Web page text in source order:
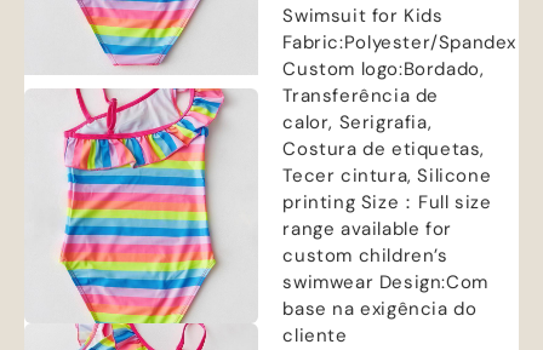
Swimsuit for Kids
Fabric:Polyester/Spandex
Custom logo:Bordado,
Transferência de
calor, Serigrafia,
Costura de etiquetas,
Tecer cintura,Silicone
printing Size ： Full size
range available for
custom children’s
swimwear Design:Com
base na exigência do
cliente